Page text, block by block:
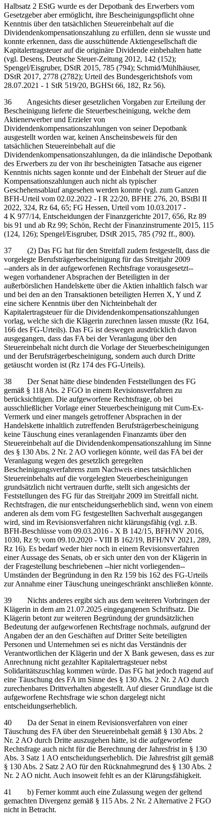
Halbsatz 2 EStG wurde es der Depotbank des Erwerbers vom
Gesetzgeber aber ermöglicht, ihre Bescheinigungspflicht ohne
Kenntnis über den tatsächlichen Steuereinbehalt auf die
Dividendenkompensationszahlung zu erfüllen, denn sie wusste und
konnte erkennen, dass die ausschüttende Aktiengesellschaft die
Kapitalertragsteuer auf die originäre Dividende einbehalten hatte
(vgl. Desens, Deutsche Steuer-Zeitung 2012, 142 (152);
Spengel/Eisgruber, DStR 2015, 785 (794); Schmid/Mühlhäuser,
DStR 2017, 2778 (2782); Urteil des Bundesgerichtshofs vom
28.07.2021 - 1 StR 519/20, BGHSt 66, 182, Rz 56).
36 Angesichts dieser gesetzlichen Vorgaben zur Erteilung der
Bescheinigung lieferte die Steuerbescheinigung, welche dem
Aktienerwerber und Erzieler von
Dividendenkompensationszahlungen von seiner Depotbank
ausgestellt worden war, keinen Anscheinsbeweis für den
tatsächlichen Steuereinbehalt auf die
Dividendenkompensationszahlungen, da die inländische Depotbank
des Erwerbers zu der von ihr bescheinigten Tatsache aus eigener
Kenntnis nichts sagen konnte und der Einbehalt der Steuer auf die
Kompensationszahlungen auch nicht als typischer
Geschehensablauf angesehen werden konnte (vgl. zum Ganzen
BFH-Urteil vom 02.02.2022 - I R 22/20, BFHE 276, 20, BStBl II
2022, 324, Rz 64, 65; FG Hessen, Urteil vom 10.03.2017 -
4 K 977/14, Entscheidungen der Finanzgerichte 2017, 656, Rz 89
bis 91 und ab Rz 99; Schön, Recht der Finanzinstrumente 2015, 115
(124, 126); Spengel/Eisgruber, DStR 2015, 785 (792 ff., 800).
37 (2) Das FG hat für den Streitfall zudem festgestellt, dass die
vorgelegte Berufsträgerbescheinigung für das Streitjahr 2009
‑‑anders als in der aufgeworfenen Rechtsfrage vorausgesetzt‑‑
wegen vorhandener Absprachen der Beteiligten in der
außerbörslichen Handelskette über die Aktien inhaltlich falsch war
und bei den an den Transaktionen beteiligten Herren X, Y und Z
eine sichere Kenntnis über den Nichteinbehalt der
Kapitalertragsteuer für die Dividendenkompensationszahlungen
vorlag, welche sich die Klägerin zurechnen lassen musste (Rz 164,
166 des FG-Urteils). Das FG ist deswegen ausdrücklich davon
ausgegangen, dass das FA bei der Veranlagung über den
Steuereinbehalt nicht durch die Vorlage der Steuerbescheinigungen
und der Berufsträgerbescheinigung, sondern auch durch Dritte
getäuscht worden ist (Rz 174 des FG-Urteils).
38 Der Senat hätte diese bindenden Feststellungen des FG
gemäß § 118 Abs. 2 FGO in einem Revisionsverfahren zu
berücksichtigen. Die aufgeworfene Rechtsfrage, ob bei
ausschließlicher Vorlage einer Steuerbescheinigung mit Cum-Ex-
Vermerk und einer mangels getroffener Absprachen in der
Handelskette inhaltlich zutreffenden Berufsträgerbescheinigung
keine Täuschung eines veranlagenden Finanzamts über den
Steuereinbehalt auf die Dividendenkompensationszahlung im Sinne
des § 130 Abs. 2 Nr. 2 AO vorliegen könnte, weil das FA bei der
Veranlagung wegen des gesetzlich geregelten
Bescheinigungsverfahrens zum Nachweis eines tatsächlichen
Steuereinbehalts auf die vorgelegten Steuerbescheinigungen
grundsätzlich nicht vertrauen durfte, stellt sich angesichts der
Feststellungen des FG für das Streitjahr 2009 im Streitfall nicht.
Rechtsfragen, die nur entscheidungserheblich sind, wenn von einem
anderen als dem vom FG festgestellten Sachverhalt ausgegangen
wird, sind im Revisionsverfahren nicht klärungsfähig (vgl. z.B.
BFH-Beschlüsse vom 09.03.2016 - X B 142/15, BFH/NV 2016,
1030, Rz 9; vom 09.10.2020 - VIII B 162/19, BFH/NV 2021, 289,
Rz 16). Es bedarf weder hier noch in einem Revisionsverfahren
einer Aussage des Senats, ob er sich unter den von der Klägerin in
der Fragestellung beschriebenen ‑‑hier nicht vorliegenden‑‑
Umständen der Begründung in den Rz 159 bis 162 des FG-Urteils
zur Annahme einer Täuschung uneingeschränkt anschließen könnte.
39 Nichts anderes ergibt sich aus dem weiteren Vorbringen der
Klägerin in dem am 21.07.2025 eingegangenen Schriftsatz. Die
Klägerin betont zur weiteren Begründung der grundsätzlichen
Bedeutung der aufgeworfenen Rechtsfrage nochmals, aufgrund der
Angaben der an den Geschäften auf Dritter Seite beteiligten
Personen und Unternehmen sei es nicht das Verständnis der
Verantwortlichen der Klägerin und der X Bank gewesen, dass es zur
Anrechnung nicht gezahlter Kapitalertragsteuer nebst
Solidaritätszuschlag kommen würde. Das FG hat jedoch tragend auf
eine Täuschung des FA im Sinne des § 130 Abs. 2 Nr. 2 AO durch
zurechenbares Drittverhalten abgestellt. Auf dieser Grundlage ist die
aufgeworfene Rechtsfrage wie schon dargelegt nicht
entscheidungserheblich.
40 Da der Senat in einem Revisionsverfahren von einer
Täuschung des FA über den Steuereinbehalt gemäß § 130 Abs. 2
Nr. 2 AO durch Dritte auszugehen hätte, ist die aufgeworfene
Rechtsfrage auch nicht für die Berechnung der Jahresfrist in § 130
Abs. 3 Satz 1 AO entscheidungserheblich. Die Jahresfrist gilt gemäß
§ 130 Abs. 2 Satz 2 AO für den Rücknahmegrund des § 130 Abs. 2
Nr. 2 AO nicht. Auch insoweit fehlt es an der Klärungsfähigkeit.
41 b) Ferner kommt auch eine Zulassung wegen der geltend
gemachten Divergenz gemäß § 115 Abs. 2 Nr. 2 Alternative 2 FGO
nicht in Betracht.